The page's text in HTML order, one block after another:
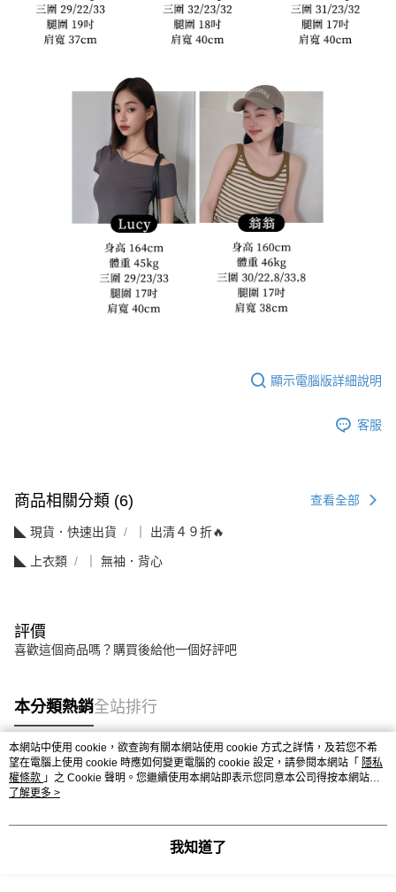
顯示電腦版詳細說明
客服
商品相關分類 (6) 查看全部
◣ 現貨．快速出貨 ｜ 出清４９折🔥
◣ 上衣類 ｜ 無袖．背心
評價
喜歡這個商品嗎？購買後給他一個好評吧
本分類熱銷全站排行
熱門標籤
本網站中使用 cookie，欲查詢有關本網站使用 cookie 方式之詳情，及若您不希
望在電腦上使用 cookie 時應如何變更電腦的 cookie 設定，請參閱本網站「 隱私
權條款 」之 Cookie 聲明。您繼續使用本網站即表示您同意本公司得按本網站使
用條款之 Cookie 聲明使用 cookie。
了解更多 >
我知道了